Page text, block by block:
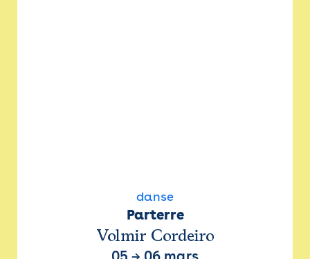
danse
Parterre
Volmir Cordeiro